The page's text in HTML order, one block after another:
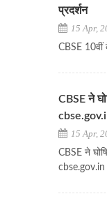
प्रदर्शन
15 Apr,
CBSE 10वीं
CBSE ने
15 Apr,
CBSE ने
cbse.gov.in